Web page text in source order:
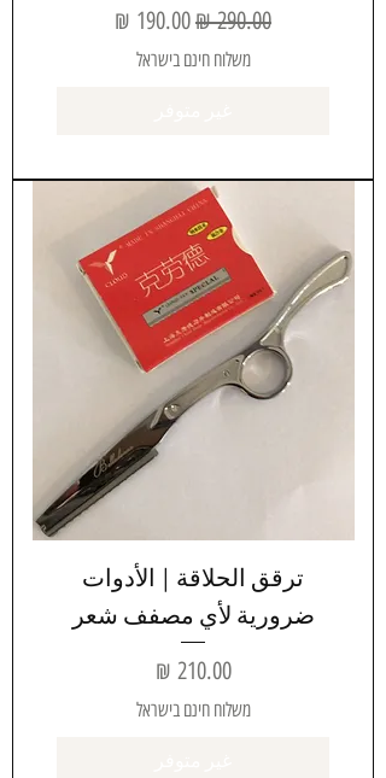
سعر عاديسعر البيع
משלוח חינם בישראל
ترقق الحلاقة | الأدوات
ضرورية لأي مصفف شعر
السعر‏210.00 ₪
משלוח חינם בישראל